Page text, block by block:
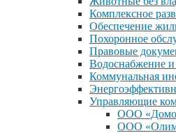
Комплексное
Обеспечение
Похоронное
Правовые
Водоснабжение и
Коммунальная
Управляющие
ООО
ООО